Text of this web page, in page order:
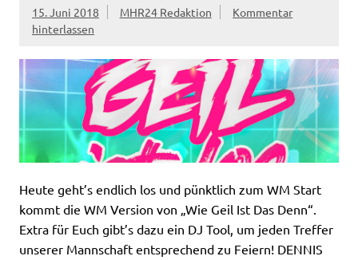
15. Juni 2018 MHR24 Redaktion
Kommentar
hinterlassen
Heute geht’s endlich los und pünktlich zum WM Start
kommt die WM Version von „Wie Geil Ist Das Denn“.
Extra für Euch gibt’s dazu ein DJ Tool, um jeden Treffer
unserer Mannschaft entsprechend zu Feiern! DENNIS